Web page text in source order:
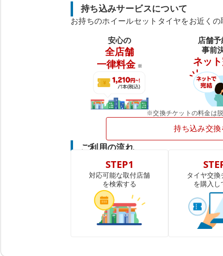
持ち込みサービスについて
お持ちのホイールセットタイヤをお近くの
安心の
全店舗
一律料金 ※
店舗予
事前
ネッ
※交換チケットの料金は
持ち込み交換
ご利用の流れ
STEP1
対応可能な取付店舗
を検索する
タイヤ交換
を購入し